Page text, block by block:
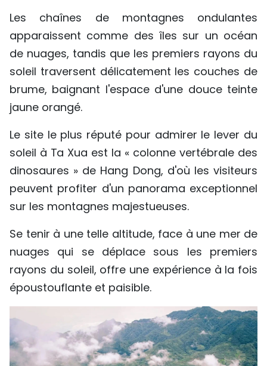
Les chaînes de montagnes ondulantes
apparaissent comme des îles sur un océan
de nuages, tandis que les premiers rayons du
soleil traversent délicatement les couches de
brume, baignant l'espace d'une douce teinte
jaune orangé.
Le site le plus réputé pour admirer le lever du
soleil à Ta Xua est la « colonne vertébrale des
dinosaures » de Hang Dong, d'où les visiteurs
peuvent profiter d'un panorama exceptionnel
sur les montagnes majestueuses.
Se tenir à une telle altitude, face à une mer de
nuages ​​qui se déplace sous les premiers
rayons du soleil, offre une expérience à la fois
époustouflante et paisible.